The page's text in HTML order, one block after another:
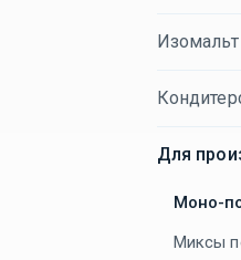
Изомальт
Для
Моно-
Миксы